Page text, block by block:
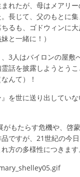
れたが、母はメアリ
長じて、父のもとに
るも、ゴドウィンに
と一緒に！）
3人はバイロンの屋敷
話を披露しようとう
んて）！
を世に送り出してい
もたらす危機や、啓
ですが、21世紀の今
方の多様性につきま